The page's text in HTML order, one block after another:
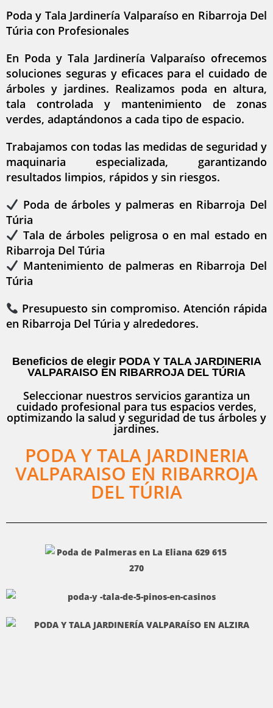
Poda y Tala Jardinería Valparaíso en Ribarroja Del
Túria con Profesionales
En Poda y Tala Jardinería Valparaíso ofrecemos
soluciones seguras y eficaces para el cuidado de
árboles y jardines. Realizamos poda en altura,
tala controlada y mantenimiento de zonas
verdes, adaptándonos a cada tipo de espacio.
Trabajamos con todas las medidas de seguridad y
maquinaria especializada, garantizando
resultados limpios, rápidos y sin riesgos.
Poda de árboles y palmeras en Ribarroja Del
Túria
Tala de árboles peligrosa o en mal estado en
Ribarroja Del Túria
Mantenimiento de palmeras en Ribarroja Del
Túria
Presupuesto sin compromiso. Atención rápida
en Ribarroja Del Túria y alrededores.
Beneficios de elegir PODA Y TALA JARDINERIA
VALPARAISO EN RIBARROJA DEL TÚRIA
Seleccionar nuestros servicios garantiza un
cuidado profesional para tus espacios verdes,
optimizando la salud y seguridad de tus árboles y
jardines.
PODA Y TALA JARDINERIA
VALPARAISO EN RIBARROJA
DEL TÚRIA